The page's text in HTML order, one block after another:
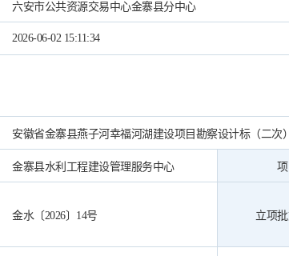
六安市公共资源交易中心金寨县分中心
2026-06-02 15:11:34
安徽省金寨县燕子河幸福河湖建设项目勘察设计标（二次）
金寨县水利工程建设管理服务中心
金水〔2026〕14号 立项